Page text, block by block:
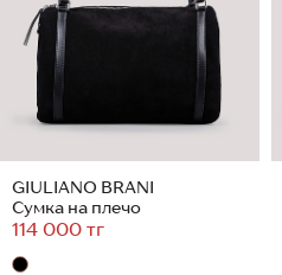
GIULIANO BRANI
Сумка на плечо
114 000 тг